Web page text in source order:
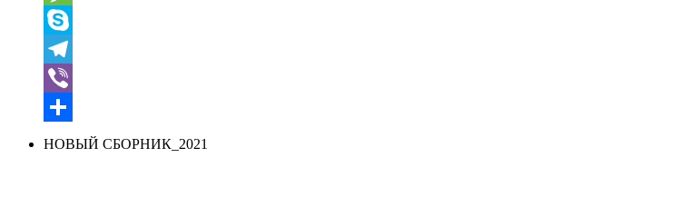
Message
Skype
Telegram
Viber
Отправить
НОВЫЙ СБОРНИК_2021